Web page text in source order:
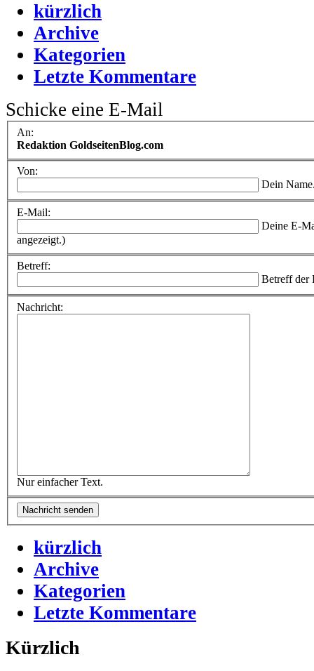
kürzlich
Archive
Kategorien
Letzte Kommentare
Schicke eine E-Mail
An:
Redaktion GoldseitenBlog.com
Von:
Dein
E-Mail:
Deine E-
angezeigt.)
Betreff:
Betreff der
Nachricht:
Nur einfacher Text.
kürzlich
Archive
Kategorien
Letzte Kommentare
Kürzlich